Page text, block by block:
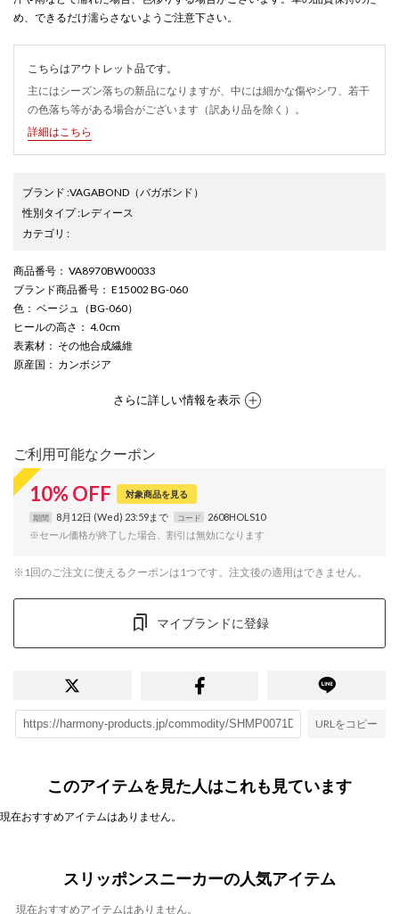
め、できるだけ濡らさないようご注意下さい。
こちらはアウトレット品です。
主にはシーズン落ちの新品になりますが、中には細かな傷やシワ、若干
の色落ち等がある場合がございます（訳あり品を除く）。
詳細はこちら
ブランド :VAGABOND （バガボンド）
性別タイプ:レディース
カテゴリ :
商品番号 ： VA8970BW00033
ブランド商品番号 ： E15002 BG-060
色 ： ベージュ（BG-060）
ヒールの高さ ： 4.0cm
表素材 ： その他合成繊維
原産国 ： カンボジア
さらに詳しい情報を表示
ご利用可能なクーポン
10% OFF 対象商品を見る
期間 8月12日 (Wed) 23:59まで コード
2608HOLS10
※セール価格が終了した場合、割引は無効になります
※1回のご注文に使えるクーポンは1つです。注文後の適用はできません。
マイブランドに登録
URLをコピー
このアイテムを見た人はこれも見ています
現在おすすめアイテムはありません。
スリッポンスニーカーの人気アイテム
現在おすすめアイテムはありません。